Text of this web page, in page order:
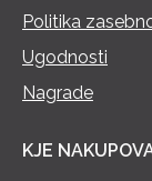
Politika
Ugodnosti
Nagrade
KJE